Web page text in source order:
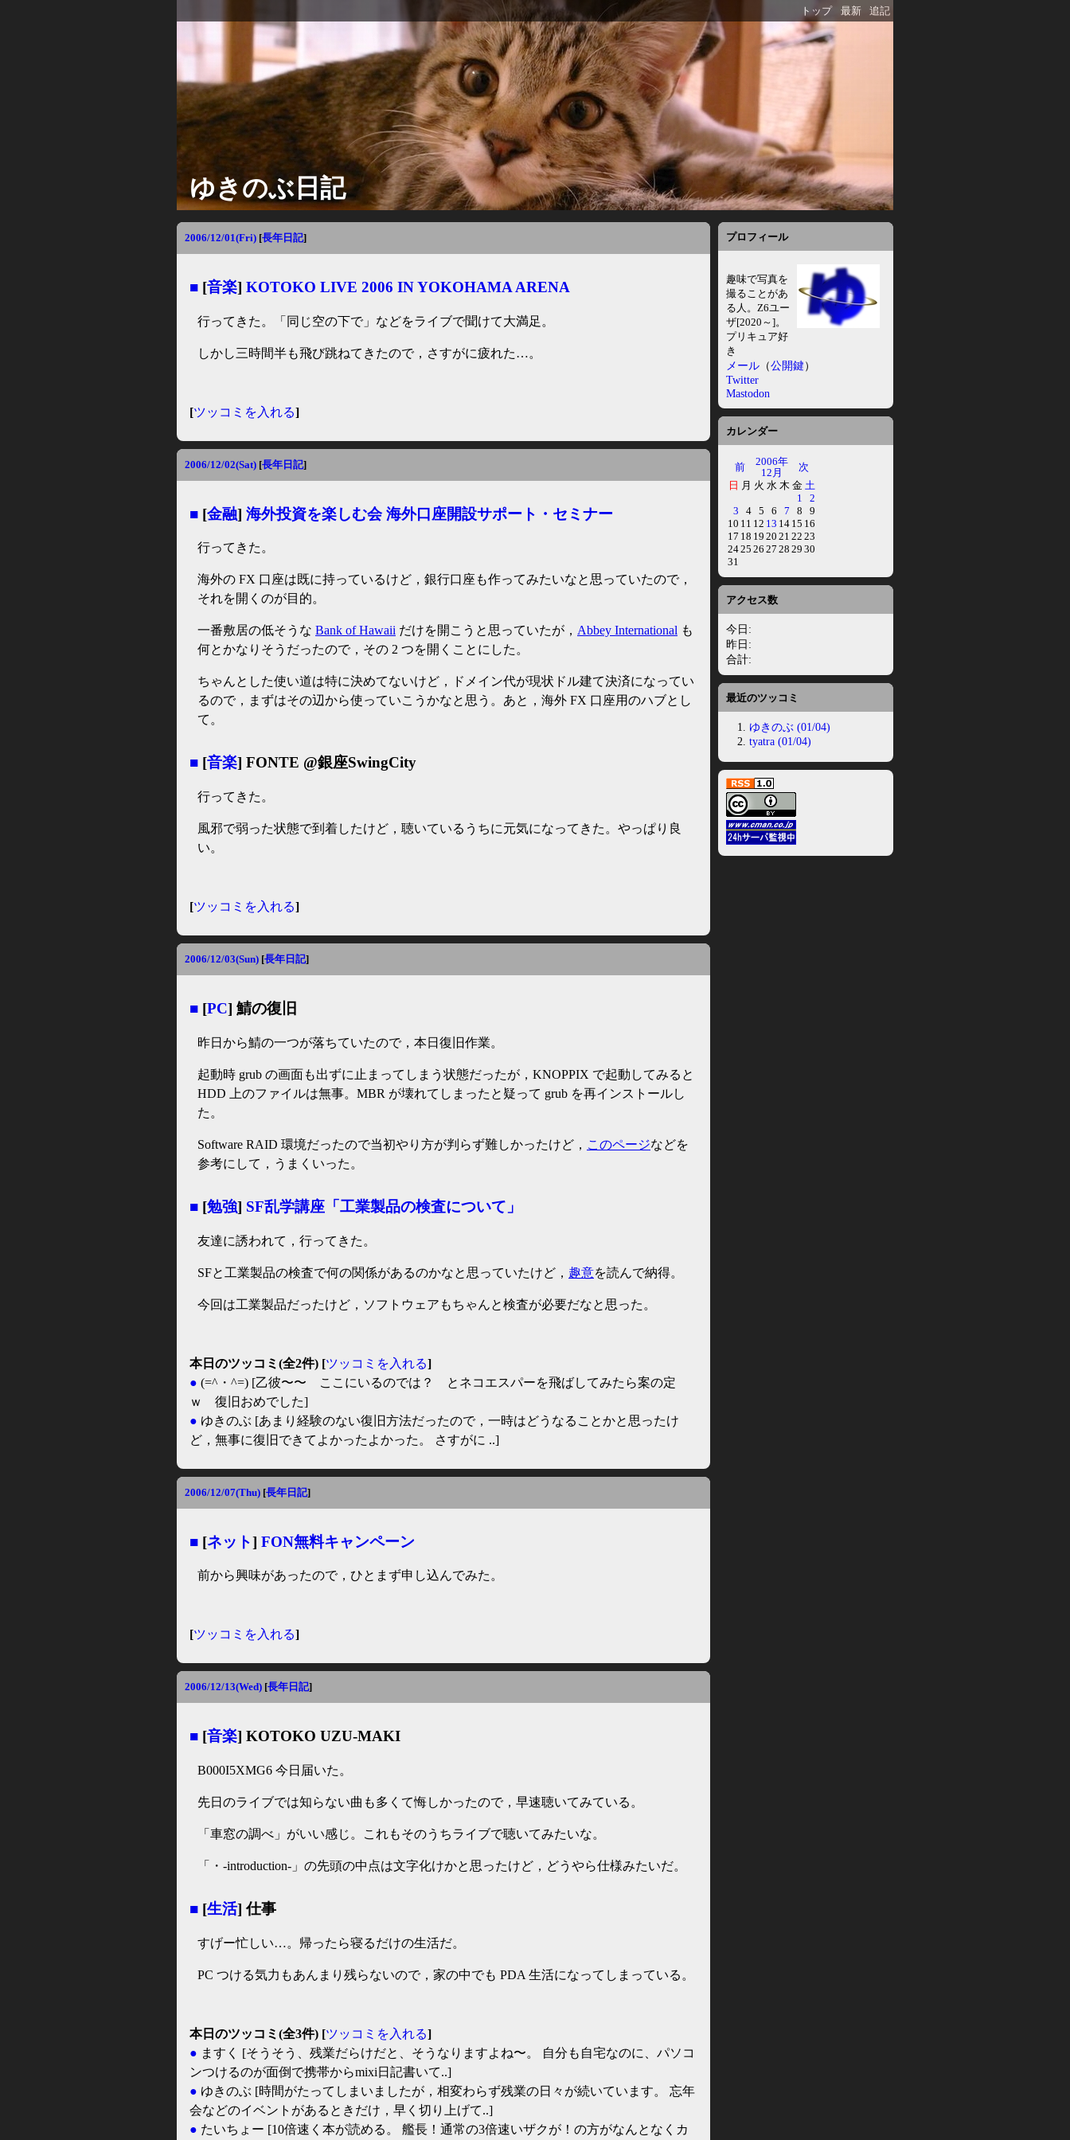
トップ 最新 追記
ゆきのぶ日記
2006/12/01(Fri) [長年日記]
■ [音楽] KOTOKO LIVE 2006 IN YOKOHAMA ARENA
行ってきた。「同じ空の下で」などをライブで聞けて大満足。
しかし三時間半も飛び跳ねてきたので，さすがに疲れた…。
[ツッコミを入れる]
2006/12/02(Sat) [長年日記]
■ [金融] 海外投資を楽しむ会 海外口座開設サポート・セミナー
行ってきた。
海外の FX 口座は既に持っているけど，銀行口座も作ってみたいなと思っていたので，
それを開くのが目的。
一番敷居の低そうな Bank of Hawaii だけを開こうと思っていたが， Abbey International も
何とかなりそうだったので，その 2 つを開くことにした。
ちゃんとした使い道は特に決めてないけど，ドメイン代が現状ドル建て決済になってい
るので，まずはその辺から使っていこうかなと思う。あと，海外 FX 口座用のハブとし
て。
■ [音楽] FONTE @銀座SwingCity
行ってきた。
風邪で弱った状態で到着したけど，聴いているうちに元気になってきた。やっぱり良
い。
[ツッコミを入れる]
2006/12/03(Sun) [長年日記]
■ [PC] 鯖の復旧
昨日から鯖の一つが落ちていたので，本日復旧作業。
起動時 grub の画面も出ずに止まってしまう状態だったが，KNOPPIX で起動してみると
HDD 上のファイルは無事。MBR が壊れてしまったと疑って grub を再インストールし
た。
Software RAID 環境だったので当初やり方が判らず難しかったけど， このページなどを
参考にして，うまくいった。
■ [勉強] SF乱学講座「工業製品の検査について」
友達に誘われて，行ってきた。
SFと工業製品の検査で何の関係があるのかなと思っていたけど， 趣意を読んで納得。
今回は工業製品だったけど，ソフトウェアもちゃんと検査が必要だなと思った。
本日のツッコミ(全2件) [ツッコミを入れる]
● (=^・^=) [乙彼〜〜 ここにいるのでは？ とネコエスパーを飛ばしてみたら案の定
ｗ 復旧おめでした]
● ゆきのぶ [あまり経験のない復旧方法だったので，一時はどうなることかと思ったけ
ど，無事に復旧できてよかったよかった。 さすがに ..]
2006/12/07(Thu) [長年日記]
■ [ネット] FON無料キャンペーン
前から興味があったので，ひとまず申し込んでみた。
[ツッコミを入れる]
2006/12/13(Wed) [長年日記]
■ [音楽] KOTOKO UZU-MAKI
B000I5XMG6 今日届いた。
先日のライブでは知らない曲も多くて悔しかったので，早速聴いてみている。
「車窓の調べ」がいい感じ。これもそのうちライブで聴いてみたいな。
「・-introduction-」の先頭の中点は文字化けかと思ったけど，どうやら仕様みたいだ。
■ [生活] 仕事
すげー忙しい…。帰ったら寝るだけの生活だ。
PC つける気力もあんまり残らないので，家の中でも PDA 生活になってしまっている。
本日のツッコミ(全3件) [ツッコミを入れる]
● ますく
[そうそう、残業だらけだと、そうなりますよね〜。 自分も自宅なのに、パソコ
ンつけるのが面倒で携帯からmixi日記書いて..]
● ゆきのぶ [時間がたってしまいましたが，相変わらず残業の日々が続いています。 忘年
会などのイベントがあるときだけ，早く切り上げて..]
● たいちょー [10倍速く本が読める。 艦長！通常の3倍速いザクが！の方がなんとなくカ
プロフィール
趣味で写真を
撮ることがあ
る人。Z6ユー
ザ[2020～]。
プリキュア好
き
メール （公開鍵）
Twitter
Mastodon
カレンダー
前
2006年
12月
次
日 月 火 水 木 金 土
1
2
3
4 5 6 7 8
9
10 11 12 13 14 15 16
17 18 19 20 21 22 23
2425 26 27 28 29 30
31
アクセス数
今日:
昨日:
合計:
最近のツッコミ
ゆきのぶ (01/04)
tyatra (01/04)